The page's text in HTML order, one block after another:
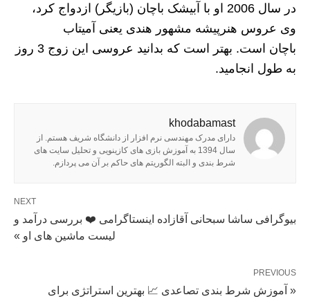
در سال 2006 او با آبیشک باچان (بازیگر) ازدواج کرد،
وی عروس هنرپیشه مشهور هندی یعنی آمیتاب
باچان است. بهتر است که بدانید عروسی این زوج 3 روز
به طول انجامید.
khodabamast
دارای مدرک مهندسی نرم افزار از دانشگاه شریف هستم. از
سال 1394 به آموزش بازی های کازینویی و تحلیل سایت های
شرط بندی و البته الگوریتم های حاکم بر آن می پردازم.
NEXT
بیوگرافی ساشا سبحانی آقازاده اینستاگرامی ❤️ بررسی درآمد و
لیست ماشین های او »
PREVIOUS
« آموزش شرط بندی تصاعدی 📈 بهترین استراتژی برای